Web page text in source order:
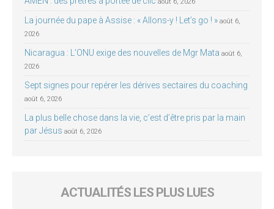
La journée du pape à Assise : « Allons-y ! Let’s go ! » août 6,
2026
Nicaragua : L’ONU exige des nouvelles de Mgr Mata août 6,
2026
Sept signes pour repérer les dérives sectaires du coaching
août 6, 2026
La plus belle chose dans la vie, c’est d’être pris par la main
par Jésus août 6, 2026
ACTUALITÉS LES PLUS LUES